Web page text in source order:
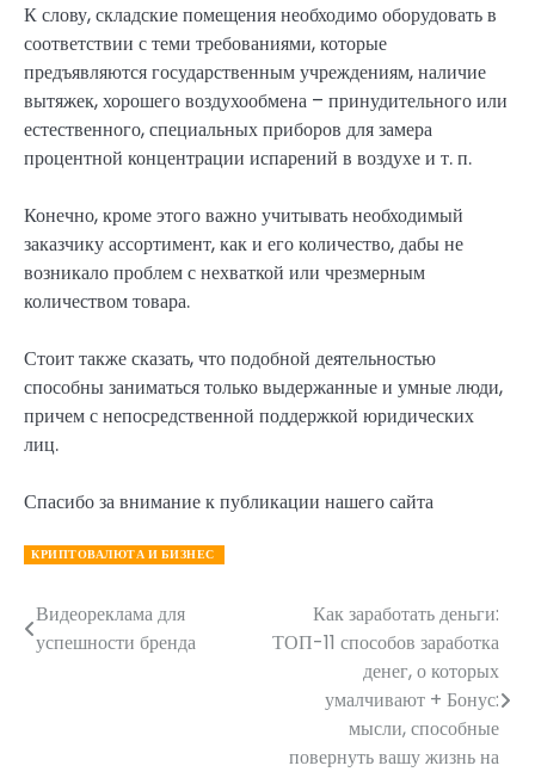
К слову, складские помещения необходимо оборудовать в
соответствии с теми требованиями, которые
предъявляются государственным учреждениям, наличие
вытяжек, хорошего воздухообмена – принудительного или
естественного, специальных приборов для замера
процентной концентрации испарений в воздухе и т. п.
Конечно, кроме этого важно учитывать необходимый
заказчику ассортимент, как и его количество, дабы не
возникало проблем с нехваткой или чрезмерным
количеством товара.
Стоит также сказать, что подобной деятельностью
способны заниматься только выдержанные и умные люди,
причем с непосредственной поддержкой юридических
лиц.
Спасибо за внимание к публикации нашего сайта
КРИПТОВАЛЮТА И БИЗНЕС
Навигация
по
Видеореклама для
успешности бренда
Как заработать деньги:
ТОП-11 способов заработка
денег, о которых
умалчивают + Бонус:
мысли, способные
повернуть вашу жизнь на